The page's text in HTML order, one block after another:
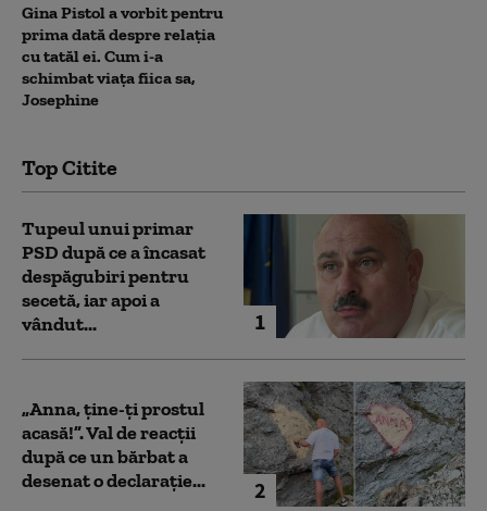
Gina Pistol a vorbit pentru
prima dată despre relația
cu tatăl ei. Cum i-a
schimbat viața fiica sa,
Josephine
Top Citite
1
Tupeul unui primar
PSD după ce a încasat
despăgubiri pentru
secetă, iar apoi a
vândut...
2
„Anna, ţine-ţi prostul
acasă!”. Val de reacții
după ce un bărbat a
desenat o declarație...